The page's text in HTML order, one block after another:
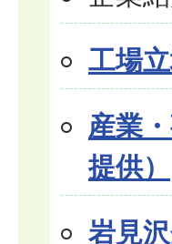
工場
産業
提供）
岩見